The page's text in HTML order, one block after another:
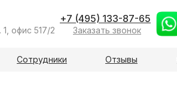
Сотрудники Отзывы
офис 517/2
+7 (495) 133-87-65
Заказать звонок